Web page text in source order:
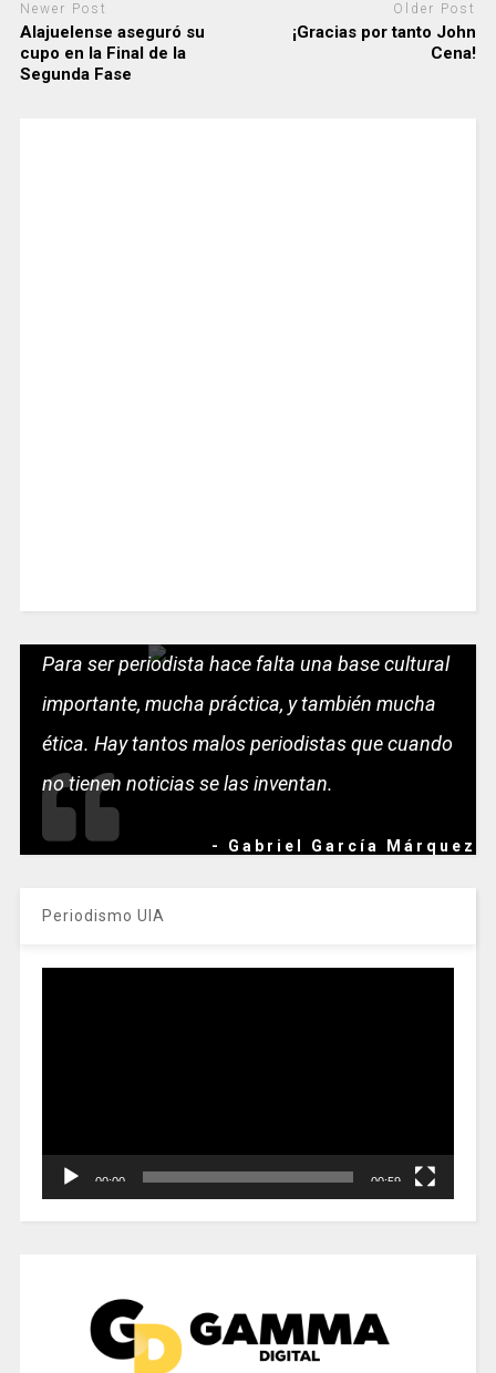
Newer Post
Alajuelense aseguró su
cupo en la Final de la
Segunda Fase
Older Post
¡Gracias por tanto John
Cena!
Para ser periodista hace falta una base cultural
importante, mucha práctica, y también mucha
ética. Hay tantos malos periodistas que cuando
no tienen noticias se las inventan.
- Gabriel García Márquez
Periodismo UIA
00:00 00:59